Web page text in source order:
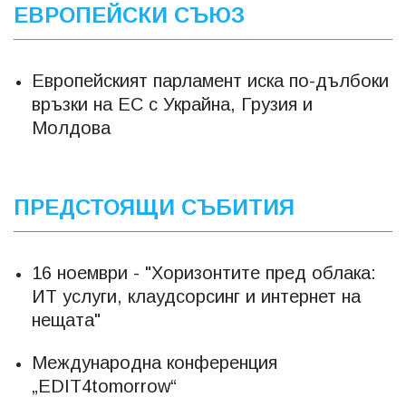
ЕВРОПЕЙСКИ СЪЮЗ
Европейският парламент иска по-дълбоки
връзки на ЕС с Украйна, Грузия и
Молдова
ПРЕДСТОЯЩИ СЪБИТИЯ
16 ноември - "Хоризонтите пред облака:
ИТ услуги, клаудсорсинг и интернет на
нещата"
Международна конференция
„EDIT4tomorrow“